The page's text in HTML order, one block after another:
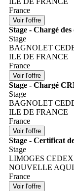
France
Stage - Chargé
Stage
BAGNOLET
ILE DE FRANCE
France
Stage - Chargé
Stage
BAGNOLET
ILE DE FRANCE
France
Stage - Certificat
Stage
LIMOGES CEDEX
NOUVELLE
France